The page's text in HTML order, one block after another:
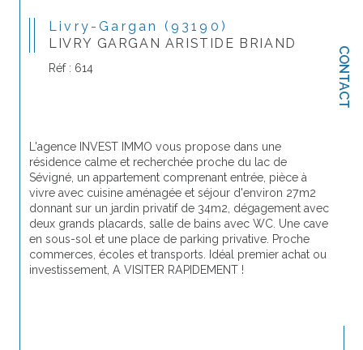
CONTACT
Livry-Gargan (93190)
LIVRY GARGAN ARISTIDE BRIAND
Réf : 614
L'agence INVEST IMMO vous propose dans une
résidence calme et recherchée proche du lac de
Sévigné, un appartement comprenant entrée, pièce à
vivre avec cuisine aménagée et séjour d'environ 27m2
donnant sur un jardin privatif de 34m2, dégagement avec
deux grands placards, salle de bains avec WC. Une cave
en sous-sol et une place de parking privative. Proche
commerces, écoles et transports. Idéal premier achat ou
investissement, A VISITER RAPIDEMENT !